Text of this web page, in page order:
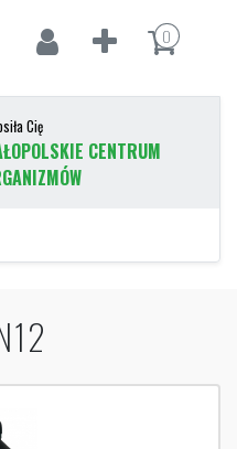
0
Cię
CENTRUM